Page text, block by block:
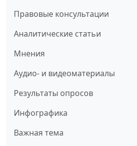
Правовые консультации
Аналитические статьи
Мнения
Аудио- и видеоматериалы
Результаты опросов
Инфографика
Важная тема